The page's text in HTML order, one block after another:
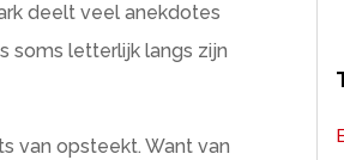
deelt veel anekdotes
soms letterlijk langs zijn
van opsteekt. Want van